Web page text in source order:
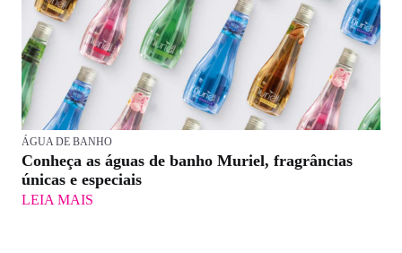
ÁGUA DE BANHO
Conheça as águas de banho Muriel, fragrâncias
únicas e especiais
LEIA MAIS